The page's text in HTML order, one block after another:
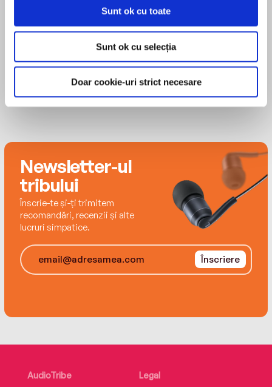
Sunt ok cu toate
Sunt ok cu selecția
Doar cookie-uri strict necesare
Brittany Pressley
Newsletter-ul
tribului
Înscrie-te și-ți trimitem
recomandări, recenzii și alte
lucruri simpatice.
Înscriere
AudioTribe
Legal